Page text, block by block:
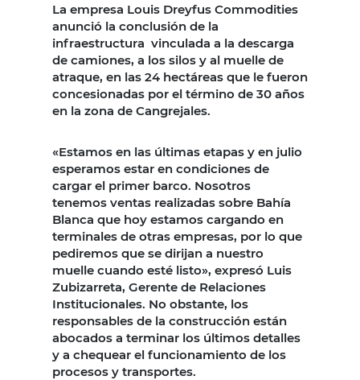
La empresa Louis Dreyfus Commodities
anunció la conclusión de la
infraestructura vinculada a la descarga
de camiones, a los silos y al muelle de
atraque, en las 24 hectáreas que le fueron
concesionadas por el término de 30 años
en la zona de Cangrejales.
«Estamos en las últimas etapas y en julio
esperamos estar en condiciones de
cargar el primer barco. Nosotros
tenemos ventas realizadas sobre Bahía
Blanca que hoy estamos cargando en
terminales de otras empresas, por lo que
pediremos que se dirijan a nuestro
muelle cuando esté listo», expresó Luis
Zubizarreta, Gerente de Relaciones
Institucionales. No obstante, los
responsables de la construcción están
abocados a terminar los últimos detalles
y a chequear el funcionamiento de los
procesos y transportes.